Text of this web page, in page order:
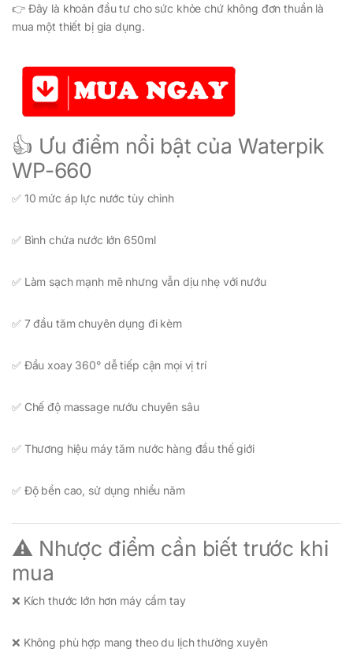
👉 Đây là khoản đầu tư cho sức khỏe chứ không đơn thuần là
mua một thiết bị gia dụng.
👍 Ưu điểm nổi bật của Waterpik
WP-660
✅ 10 mức áp lực nước tùy chỉnh
✅ Bình chứa nước lớn 650ml
✅ Làm sạch mạnh mẽ nhưng vẫn dịu nhẹ với nướu
✅ 7 đầu tăm chuyên dụng đi kèm
✅ Đầu xoay 360° dễ tiếp cận mọi vị trí
✅ Chế độ massage nướu chuyên sâu
✅ Thương hiệu máy tăm nước hàng đầu thế giới
✅ Độ bền cao, sử dụng nhiều năm
⚠️ Nhược điểm cần biết trước khi
mua
❌ Kích thước lớn hơn máy cầm tay
❌ Không phù hợp mang theo du lịch thường xuyên